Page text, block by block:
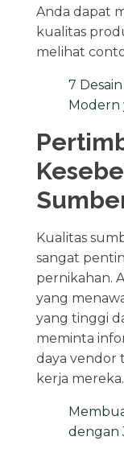
Anda dapat
kualitas
melihat
7
Modern
Kualitas
sangat
pernikahan.
yang
yang tinggi
meminta
daya vendor
kerja mereka.
dengan